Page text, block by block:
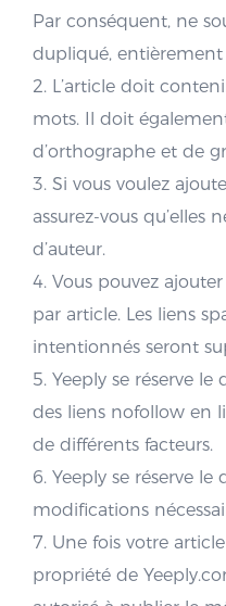
Par conséquent, ne
dupliqué, entièrement
2. L’article doit
mots. Il doit
d’orthographe et de
3. Si vous voulez
assurez-vous
d’auteur.
4. Vous pouvez
par article. Les liens
intentionnés seront
5. Yeeply se réserve
des liens nofollow en
de différents facteurs.
6. Yeeply se réserve le
modifications
7. Une fois votre
propriété de